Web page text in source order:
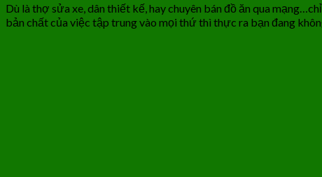
Dù là thợ sửa xe, dân thiết kế, hay chuyên bán đồ ăn qua
bản chất của việc tập trung vào mọi thứ thì thực ra bạn đang